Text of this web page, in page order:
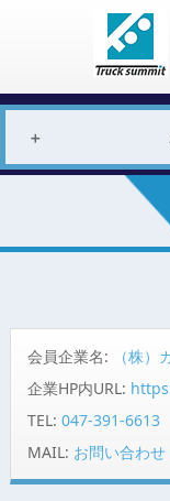
会員企業名:
（株）
企業HP内URL: https://
TEL: 047-391-6613
MAIL: お問い合わせ